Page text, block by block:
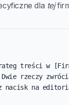
dla tej
treści w
rzeczy
nacisk na